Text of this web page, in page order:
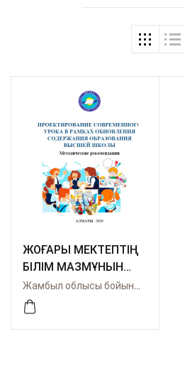
ЖОҒАРЫ МЕКТЕПТІҢ
БІЛІМ МАЗМҰНЫН
ЖАҢАРТУ
ШЕКТЕСІНДЕ
ЗАМАНАУЫ САБАҚТЫ